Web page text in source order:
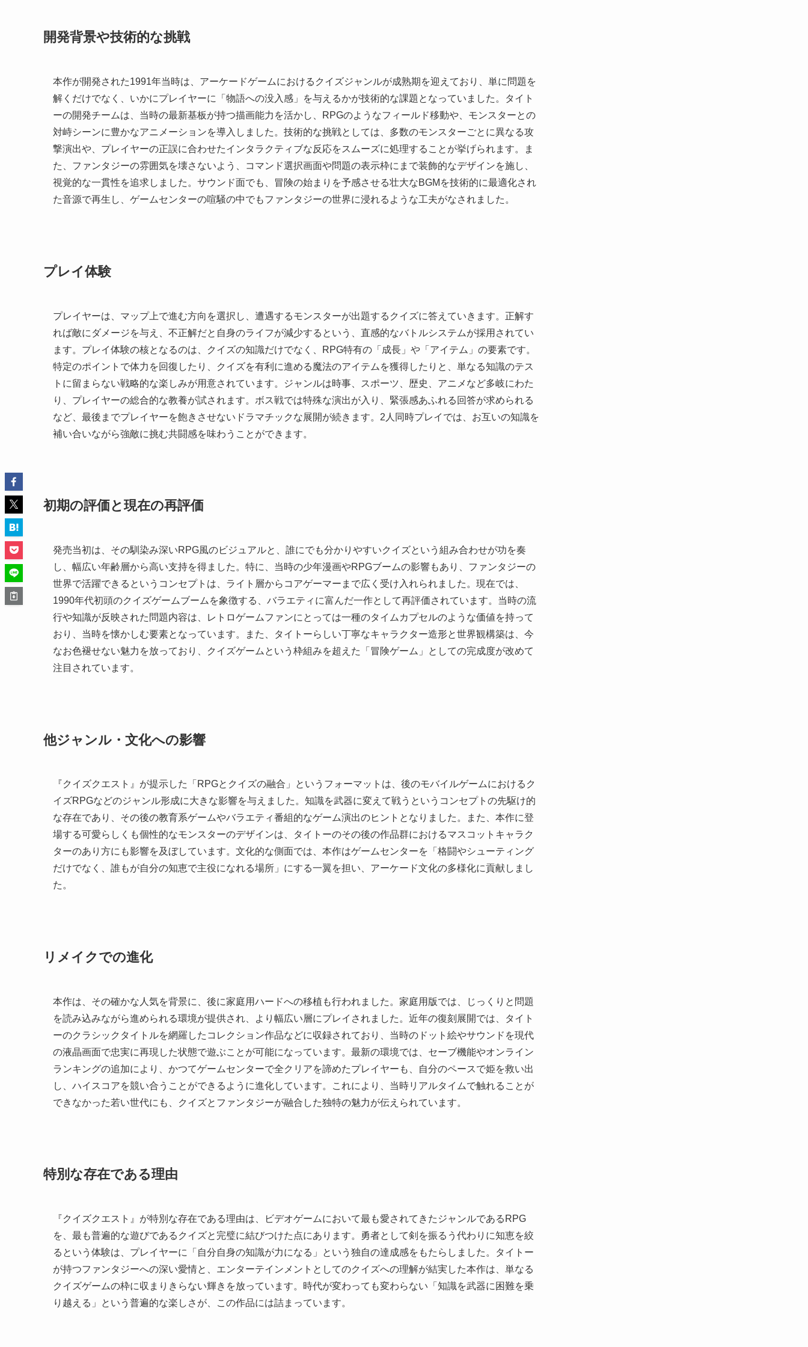
開発背景や技術的な挑戦
本作が開発された1991年当時は、アーケードゲームにおけるクイズジャンルが成熟期を迎えており、単に問題を
解くだけでなく、いかにプレイヤーに「物語への没入感」を与えるかが技術的な課題となっていました。タイト
ーの開発チームは、当時の最新基板が持つ描画能力を活かし、RPGのようなフィールド移動や、モンスターとの
対峙シーンに豊かなアニメーションを導入しました。技術的な挑戦としては、多数のモンスターごとに異なる攻
撃演出や、プレイヤーの正誤に合わせたインタラクティブな反応をスムーズに処理することが挙げられます。ま
た、ファンタジーの雰囲気を壊さないよう、コマンド選択画面や問題の表示枠にまで装飾的なデザインを施し、
視覚的な一貫性を追求しました。サウンド面でも、冒険の始まりを予感させる壮大なBGMを技術的に最適化され
た音源で再生し、ゲームセンターの喧騒の中でもファンタジーの世界に浸れるような工夫がなされました。
プレイ体験
プレイヤーは、マップ上で進む方向を選択し、遭遇するモンスターが出題するクイズに答えていきます。正解す
れば敵にダメージを与え、不正解だと自身のライフが減少するという、直感的なバトルシステムが採用されてい
ます。プレイ体験の核となるのは、クイズの知識だけでなく、RPG特有の「成長」や「アイテム」の要素です。
特定のポイントで体力を回復したり、クイズを有利に進める魔法のアイテムを獲得したりと、単なる知識のテス
トに留まらない戦略的な楽しみが用意されています。ジャンルは時事、スポーツ、歴史、アニメなど多岐にわた
り、プレイヤーの総合的な教養が試されます。ボス戦では特殊な演出が入り、緊張感あふれる回答が求められる
など、最後までプレイヤーを飽きさせないドラマチックな展開が続きます。2人同時プレイでは、お互いの知識を
補い合いながら強敵に挑む共闘感を味わうことができます。
初期の評価と現在の再評価
発売当初は、その馴染み深いRPG風のビジュアルと、誰にでも分かりやすいクイズという組み合わせが功を奏
し、幅広い年齢層から高い支持を得ました。特に、当時の少年漫画やRPGブームの影響もあり、ファンタジーの
世界で活躍できるというコンセプトは、ライト層からコアゲーマーまで広く受け入れられました。現在では、
1990年代初頭のクイズゲームブームを象徴する、バラエティに富んだ一作として再評価されています。当時の流
行や知識が反映された問題内容は、レトロゲームファンにとっては一種のタイムカプセルのような価値を持って
おり、当時を懐かしむ要素となっています。また、タイトーらしい丁寧なキャラクター造形と世界観構築は、今
なお色褪せない魅力を放っており、クイズゲームという枠組みを超えた「冒険ゲーム」としての完成度が改めて
注目されています。
他ジャンル・文化への影響
『クイズクエスト』が提示した「RPGとクイズの融合」というフォーマットは、後のモバイルゲームにおけるク
イズRPGなどのジャンル形成に大きな影響を与えました。知識を武器に変えて戦うというコンセプトの先駆け的
な存在であり、その後の教育系ゲームやバラエティ番組的なゲーム演出のヒントとなりました。また、本作に登
場する可愛らしくも個性的なモンスターのデザインは、タイトーのその後の作品群におけるマスコットキャラク
ターのあり方にも影響を及ぼしています。文化的な側面では、本作はゲームセンターを「格闘やシューティング
だけでなく、誰もが自分の知恵で主役になれる場所」にする一翼を担い、アーケード文化の多様化に貢献しまし
た。
リメイクでの進化
本作は、その確かな人気を背景に、後に家庭用ハードへの移植も行われました。家庭用版では、じっくりと問題
を読み込みながら進められる環境が提供され、より幅広い層にプレイされました。近年の復刻展開では、タイト
ーのクラシックタイトルを網羅したコレクション作品などに収録されており、当時のドット絵やサウンドを現代
の液晶画面で忠実に再現した状態で遊ぶことが可能になっています。最新の環境では、セーブ機能やオンライン
ランキングの追加により、かつてゲームセンターで全クリアを諦めたプレイヤーも、自分のペースで姫を救い出
し、ハイスコアを競い合うことができるように進化しています。これにより、当時リアルタイムで触れることが
できなかった若い世代にも、クイズとファンタジーが融合した独特の魅力が伝えられています。
特別な存在である理由
『クイズクエスト』が特別な存在である理由は、ビデオゲームにおいて最も愛されてきたジャンルであるRPG
を、最も普遍的な遊びであるクイズと完璧に結びつけた点にあります。勇者として剣を振るう代わりに知恵を絞
るという体験は、プレイヤーに「自分自身の知識が力になる」という独自の達成感をもたらしました。タイトー
が持つファンタジーへの深い愛情と、エンターテインメントとしてのクイズへの理解が結実した本作は、単なる
クイズゲームの枠に収まりきらない輝きを放っています。時代が変わっても変わらない「知識を武器に困難を乗
り越える」という普遍的な楽しさが、この作品には詰まっています。